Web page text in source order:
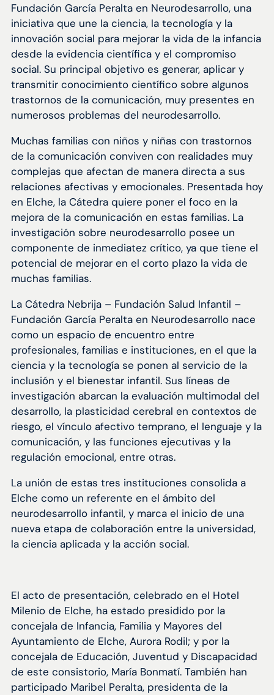
Fundación García Peralta en Neurodesarrollo, una
iniciativa que une la ciencia, la tecnología y la
innovación social para mejorar la vida de la infancia
desde la evidencia científica y el compromiso
social. Su principal objetivo es generar, aplicar y
transmitir conocimiento científico sobre algunos
trastornos de la comunicación, muy presentes en
numerosos problemas del neurodesarrollo.
Muchas familias con niños y niñas con trastornos
de la comunicación conviven con realidades muy
complejas que afectan de manera directa a sus
relaciones afectivas y emocionales. Presentada hoy
en Elche, la Cátedra quiere poner el foco en la
mejora de la comunicación en estas familias. La
investigación sobre neurodesarrollo posee un
componente de inmediatez crítico, ya que tiene el
potencial de mejorar en el corto plazo la vida de
muchas familias.
La Cátedra Nebrija – Fundación Salud Infantil –
Fundación García Peralta en Neurodesarrollo nace
como un espacio de encuentro entre
profesionales, familias e instituciones, en el que la
ciencia y la tecnología se ponen al servicio de la
inclusión y el bienestar infantil. Sus líneas de
investigación abarcan la evaluación multimodal del
desarrollo, la plasticidad cerebral en contextos de
riesgo, el vínculo afectivo temprano, el lenguaje y la
comunicación, y las funciones ejecutivas y la
regulación emocional, entre otras.
La unión de estas tres instituciones consolida a
Elche como un referente en el ámbito del
neurodesarrollo infantil, y marca el inicio de una
nueva etapa de colaboración entre la universidad,
la ciencia aplicada y la acción social.
El acto de presentación, celebrado en el Hotel
Milenio de Elche, ha estado presidido por la
concejala de Infancia, Familia y Mayores del
Ayuntamiento de Elche, Aurora Rodil; y por la
concejala de Educación, Juventud y Discapacidad
de este consistorio, María Bonmatí. También han
participado Maribel Peralta, presidenta de la